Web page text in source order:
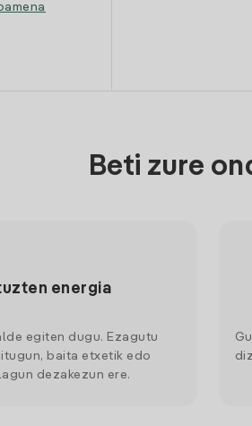
Beti zure
energia
egiten dugu. Ezagutu
baita etxetik edo
dezakezun ere.